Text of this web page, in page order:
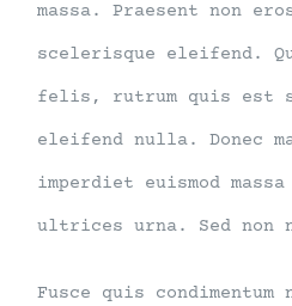
massa. Praesent non
scelerisque eleifend.
felis, rutrum quis est
eleifend nulla. Donec
imperdiet euismod
ultrices urna. Sed non
Fusce quis